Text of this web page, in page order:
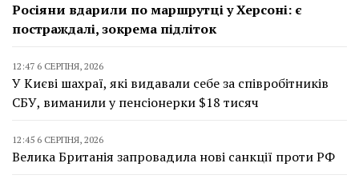
Росіяни вдарили по маршрутці у Херсоні: є
постраждалі, зокрема підліток
12:47 6 СЕРПНЯ, 2026
У Києві шахраї, які видавали себе за співробітників
СБУ, виманили у пенсіонерки $18 тисяч
12:45 6 СЕРПНЯ, 2026
Велика Британія запровадила нові санкції проти РФ